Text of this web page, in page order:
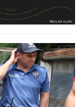
Tanışıyor